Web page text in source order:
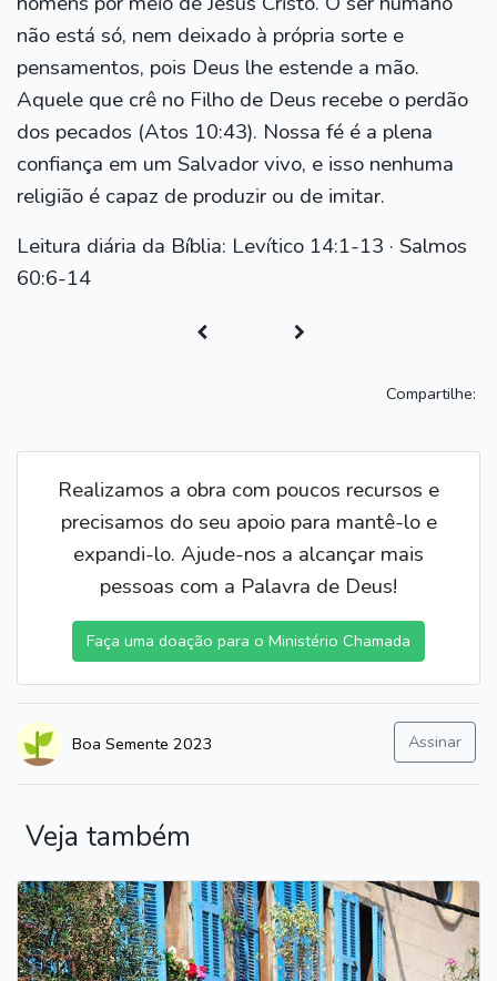
não está só, nem deixado à própria sorte e
pensamentos, pois Deus lhe estende a mão.
Aquele que crê no Filho de Deus recebe o perdão
dos pecados (Atos 10:43). Nossa fé é a plena
confiança em um Salvador vivo, e isso nenhuma
religião é capaz de produzir ou de imitar.
Leitura diária da Bíblia: Levítico 14:1-13 · Salmos
60:6-14
Compartilhe:
Realizamos a obra com poucos recursos e
precisamos do seu apoio para mantê-lo e
expandi-lo. Ajude-nos a alcançar mais
pessoas com a Palavra de Deus!
Faça uma doação para o Ministério Chamada
Boa Semente 2023 Assinar
Veja também